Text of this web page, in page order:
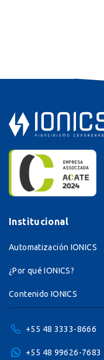
Institucional
Automatización IONICS
¿Por qué IONICS?
Contenido IONICS
+55 48 3333-8666
+55 48 99626-7683